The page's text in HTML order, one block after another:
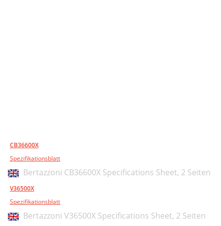
CB36600X
Spezifikationsblatt
Bertazzoni CB36600X Specifications Sheet, 2 Seiten
V36500X
Spezifikationsblatt
Bertazzoni V36500X Specifications Sheet, 2 Seiten